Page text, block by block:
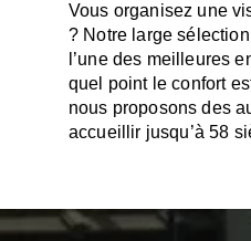
Vous organisez une
? Notre large
l’une des meilleures
quel point le confort
nous proposons des
accueillir jusqu’à 58